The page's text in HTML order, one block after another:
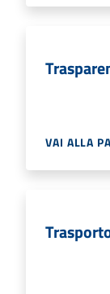
VAI ALLA